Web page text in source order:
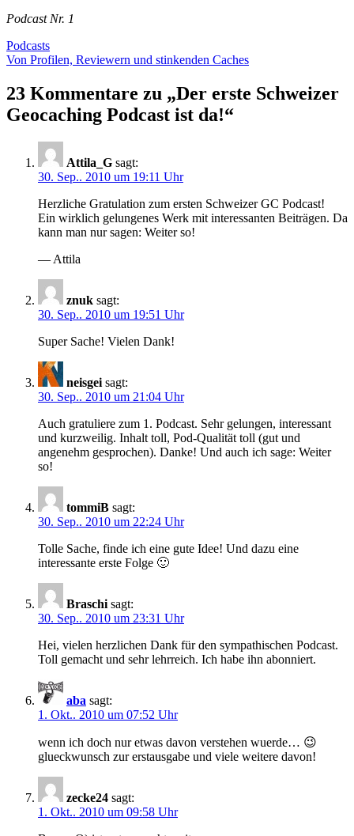
Podcast Nr. 1
Podcasts
Beitragsnavigation
Von Profilen, Reviewern und stinkenden Caches
23 Kommentare zu „Der erste Schweizer
Geocaching Podcast ist da!“
Attila_G sagt:
30. Sep.. 2010 um 19:11 Uhr
Herzliche Gratulation zum ersten Schweizer GC Podcast!
Ein wirklich gelungenes Werk mit interessanten Beiträgen. Da
kann man nur sagen: Weiter so!
— Attila
znuk sagt:
30. Sep.. 2010 um 19:51 Uhr
Super Sache! Vielen Dank!
neisgei sagt:
30. Sep.. 2010 um 21:04 Uhr
Auch gratuliere zum 1. Podcast. Sehr gelungen, interessant
und kurzweilig. Inhalt toll, Pod-Qualität toll (gut und
angenehm gesprochen). Danke! Und auch ich sage: Weiter
so!
tommiB sagt:
30. Sep.. 2010 um 22:24 Uhr
Tolle Sache, finde ich eine gute Idee! Und dazu eine
interessante erste Folge 🙂
Braschi sagt:
30. Sep.. 2010 um 23:31 Uhr
Hei, vielen herzlichen Dank für den sympathischen Podcast.
Toll gemacht und sehr lehrreich. Ich habe ihn abonniert.
aba sagt:
1. Okt.. 2010 um 07:52 Uhr
wenn ich doch nur etwas davon verstehen wuerde… 😉
glueckwunsch zur erstausgabe und viele weitere davon!
zecke24 sagt:
1. Okt.. 2010 um 09:58 Uhr